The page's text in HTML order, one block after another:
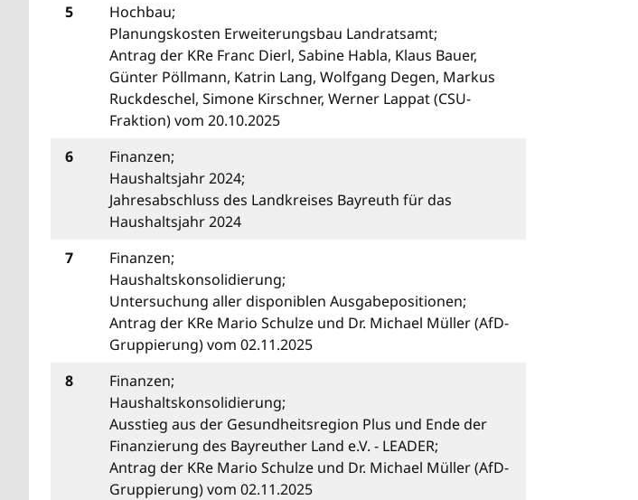
5
Hochbau;
Planungskosten Erweiterungsbau Landratsamt;
Antrag der KRe Franc Dierl, Sabine Habla, Klaus Bauer,
Günter Pöllmann, Katrin Lang, Wolfgang Degen, Markus
Ruckdeschel, Simone Kirschner, Werner Lappat (CSU-
Fraktion) vom 20.10.2025
6
Finanzen;
Haushaltsjahr 2024;
Jahresabschluss des Landkreises Bayreuth für das
Haushaltsjahr 2024
7
Finanzen;
Haushaltskonsolidierung;
Untersuchung aller disponiblen Ausgabepositionen;
Antrag der KRe Mario Schulze und Dr. Michael Müller (AfD-
Gruppierung) vom 02.11.2025
8
Finanzen;
Haushaltskonsolidierung;
Ausstieg aus der Gesundheitsregion Plus und Ende der
Finanzierung des Bayreuther Land e.V. - LEADER;
Antrag der KRe Mario Schulze und Dr. Michael Müller (AfD-
Gruppierung) vom 02.11.2025